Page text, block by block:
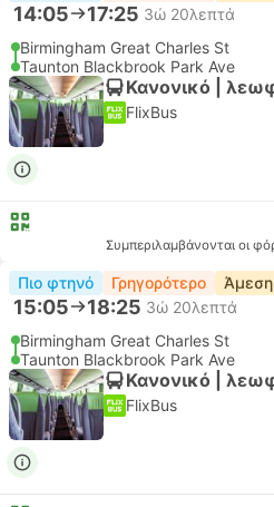
14:05 17:25 3ώ 20λεπτά
Birmingham Great Charles St
Taunton Blackbrook Park Ave
Κανονικό |
FlixBus
Συμπεριλαμβάνονται οι
Πιο φτηνό Γρηγορότερο
15:05 18:25 3ώ 20λεπτά
Birmingham Great Charles St
Taunton Blackbrook Park Ave
Κανονικό |
FlixBus